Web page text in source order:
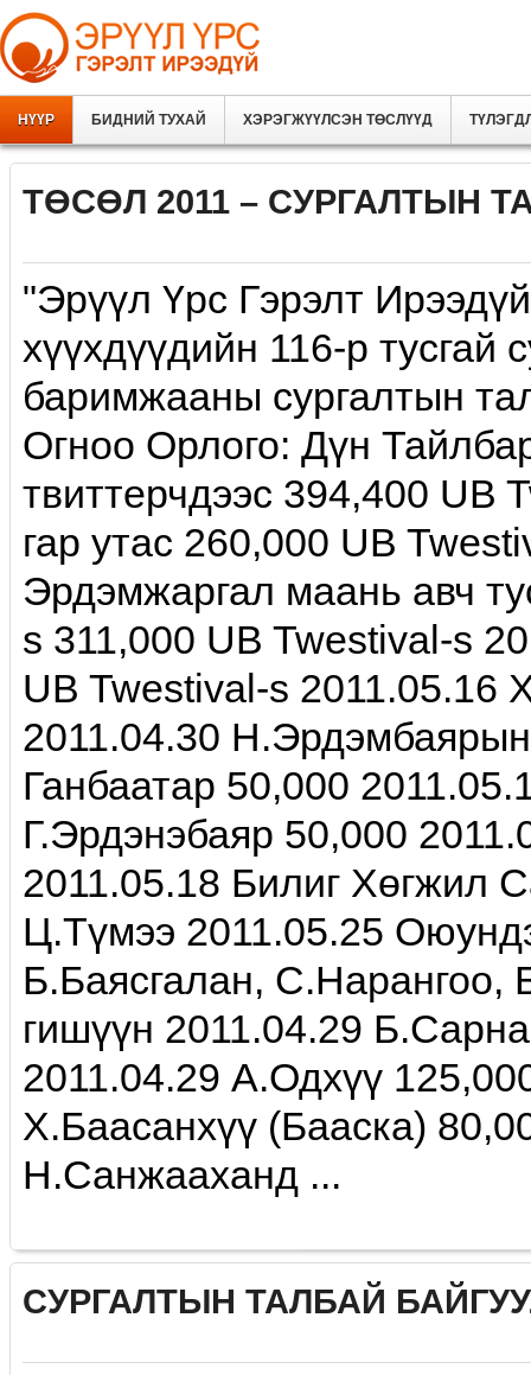
НҮҮР БИДНИЙ ТУХАЙ ХЭРЭГЖҮҮЛСЭН ТӨСЛҮҮД
ТӨСӨЛ 2011 – CУРГАЛТЫН
"Эрүүл Үрс Гэрэлт
хүүхдүүдийн 116-р тусгай
баримжааны сургалтын
Огноо Орлого: Дүн
твиттерчдээс 394,400 UB
гар утас 260,000 UB
Эрдэмжаргал маань авч
s 311,000 UB Twestival-s
UB Twestival-s 2011.05.16
2011.04.30
Ганбаатар 50,000
Г.Эрдэнэбаяр 50,000
2011.05.18 Билиг Хөгжил
Ц.Түмээ 2011.05.25
Б.Баясгалан,
гишүүн 2011.04.29
2011.04.29 А.Одхүү
Х.Баасанхүү (Бааска)
Н.Санжааханд ...
СУРГАЛТЫН ТАЛБАЙ